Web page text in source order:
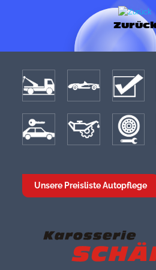
Unsere Preisliste Autopflege